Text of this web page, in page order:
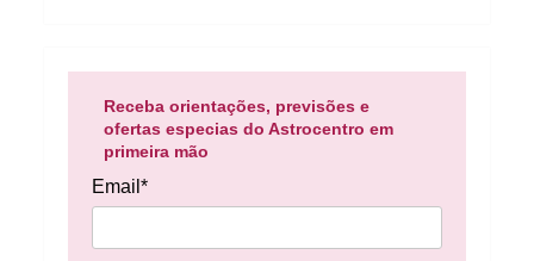
Receba orientações, previsões e
ofertas especias do Astrocentro em
primeira mão
Email*